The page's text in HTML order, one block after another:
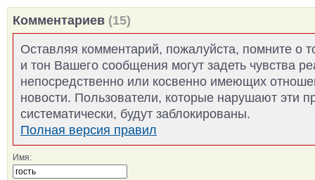
Комментариев (15)
Оставляя комментарий, пожалуйста, помните о
и тон Вашего сообщения могут задеть чувства
непосредственно или косвенно имеющих
новости. Пользователи, которые нарушают эти
систематически, будут заблокированы.
Полная версия правил
Имя: